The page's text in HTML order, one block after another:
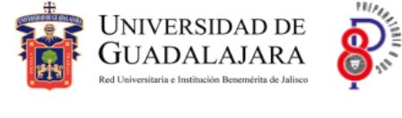
contenido
principal